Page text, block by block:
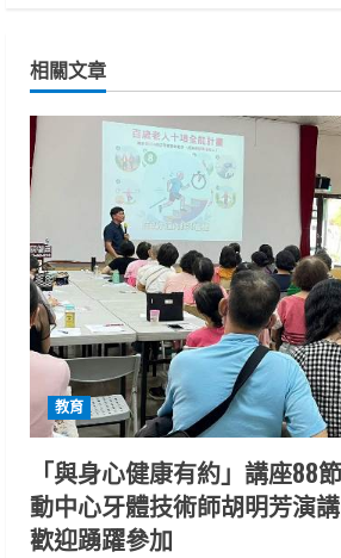
u
e
R
e
a
d
i
n
g
相關文章
教育
「與身心健康有約」講座88
動中心牙體技術師胡明芳演講
歡迎踴躍參加